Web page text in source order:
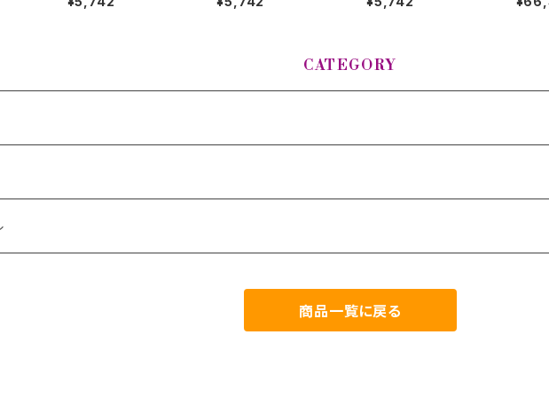
シ
ON (キロン)
(火星)
RN (土星)
OWLS
CATEGORY
商品一覧に戻る